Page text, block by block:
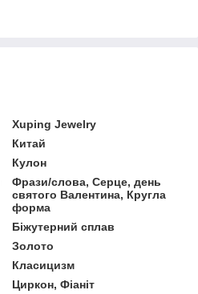
Xuping Jewelry
Китай
Кулон
Фрази/слова, Серце, день
святого Валентина, Кругла
форма
Біжутерний сплав
Золото
Класицизм
Циркон, Фіаніт